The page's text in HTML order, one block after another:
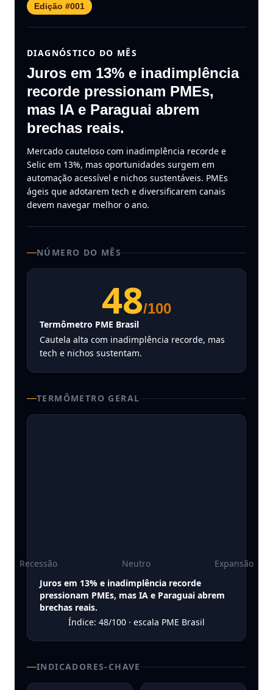
Edição #001
DIAGNÓSTICO DO MÊS
Juros em 13% e inadimplência
recorde pressionam PMEs,
mas IA e Paraguai abrem
brechas reais.
Mercado cauteloso com inadimplência recorde e
Selic em 13%, mas oportunidades surgem em
automação acessível e nichos sustentáveis. PMEs
ágeis que adotarem tech e diversificarem canais
devem navegar melhor o ano.
NÚMERO DO MÊS
48/100
Termômetro PME Brasil
Cautela alta com inadimplência recorde, mas
tech e nichos sustentam.
TERMÔMETRO GERAL
Recessão Neutro
Expansão
Juros em 13% e inadimplência recorde
pressionam PMEs, mas IA e Paraguai abrem
brechas reais.
Índice: 48/100 · escala PME Brasil
INDICADORES-CHAVE